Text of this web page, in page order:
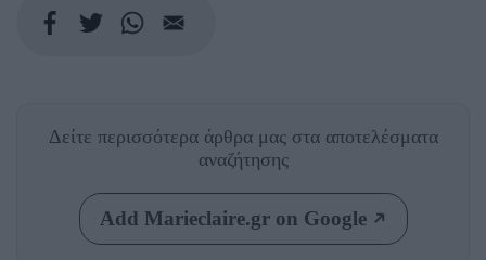
Δείτε περισσότερα άρθρα μας στα αποτελέσματα
αναζήτησης
Add Marieclaire.gr on Google